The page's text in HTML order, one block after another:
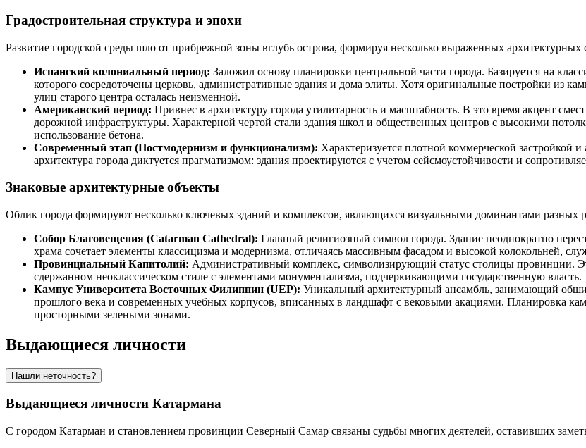
Градостроительная структура и эпохи
Развитие городской среды шло от прибрежной зоны вглубь острова, формируя несколько выраженных архитектурных
Испанский колониальный период: Заложил основу планировки центральной части города. Базируется на
которого сосредоточены церковь, административные здания и дома элиты. Хотя оригинальные постройки из
улиц старого центра осталась неизменной.
Американский период: Привнес в архитектуру города утилитарность и масштабность. В это время акцент
дорожной инфраструктуры. Характерной чертой стали здания школ и общественных центров с высокими
использование бетона.
Современный этап (Постмодернизм и функционализм): Характеризуется плотной коммерческой
архитектура города диктуется прагматизмом: здания проектируются с учетом сейсмоустойчивости и
Знаковые архитектурные объекты
Облик города формируют несколько ключевых зданий и комплексов, являющихся визуальными доминантами разных
Собор Благовещения (Catarman Cathedral): Главный религиозный символ города. Здание неоднократно
храма сочетает элементы классицизма и модернизма, отличаясь массивным фасадом и высокой колокольней,
Провинциальный Капитолий: Административный комплекс, символизирующий статус столицы провинции.
сдержанном неоклассическом стиле с элементами монументализма, подчеркивающими государственную власть.
Кампус Университета Восточных Филиппин (UEP): Уникальный архитектурный ансамбль, занимающий
прошлого века и современных учебных корпусов, вписанных в ландшафт с вековыми акациями. Планировка
просторными зелеными зонами.
Выдающиеся личности
Нашли неточность?
Выдающиеся личности Катармана
С городом Катарман и становлением провинции Северный Самар связаны судьбы многих деятелей, оставивших